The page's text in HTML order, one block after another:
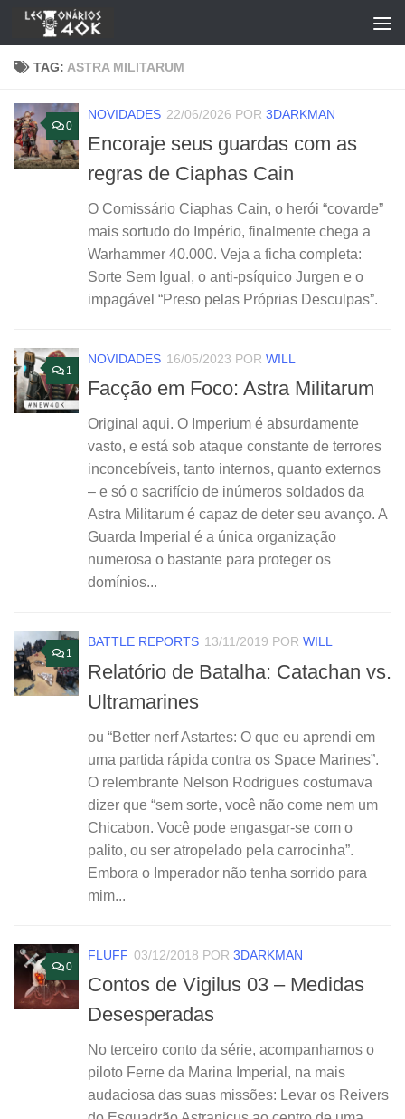
Skip to content
TAG: ASTRA MILITARUM
0
NOVIDADES 22/06/2026 POR 3DARKMAN
Encoraje seus guardas com as
regras de Ciaphas Cain
O Comissário Ciaphas Cain, o herói “covarde”
mais sortudo do Império, finalmente chega a
Warhammer 40.000. Veja a ficha completa:
Sorte Sem Igual, o anti-psíquico Jurgen e o
impagável “Preso pelas Próprias Desculpas”.
1
NOVIDADES 16/05/2023 POR WILL
Facção em Foco: Astra Militarum
Original aqui. O Imperium é absurdamente
vasto, e está sob ataque constante de terrores
inconcebíveis, tanto internos, quanto externos
– e só o sacrifício de inúmeros soldados da
Astra Militarum é capaz de deter seu avanço. A
Guarda Imperial é a única organização
numerosa o bastante para proteger os
domínios...
1
BATTLE REPORTS 13/11/2019 POR WILL
Relatório de Batalha: Catachan vs.
Ultramarines
ou “Better nerf Astartes: O que eu aprendi em
uma partida rápida contra os Space Marines”.
O relembrante Nelson Rodrigues costumava
dizer que “sem sorte, você não come nem um
Chicabon. Você pode engasgar-se com o
palito, ou ser atropelado pela carrocinha”.
Embora o Imperador não tenha sorrido para
mim...
0
FLUFF 03/12/2018 POR 3DARKMAN
Contos de Vigilus 03 – Medidas
Desesperadas
No terceiro conto da série, acompanhamos o
piloto Ferne da Marina Imperial, na mais
audaciosa das suas missões: Levar os Reivers